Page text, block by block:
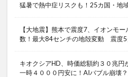
猛暑で熱中症リスクも！25カ国・地
【大地震】熊本で震度7、イオンモ
数！最大84センチの地殻変動 震度5
キオクシアHD、時価総額約３０兆円
一時４０００円安に！AIバブル崩壊